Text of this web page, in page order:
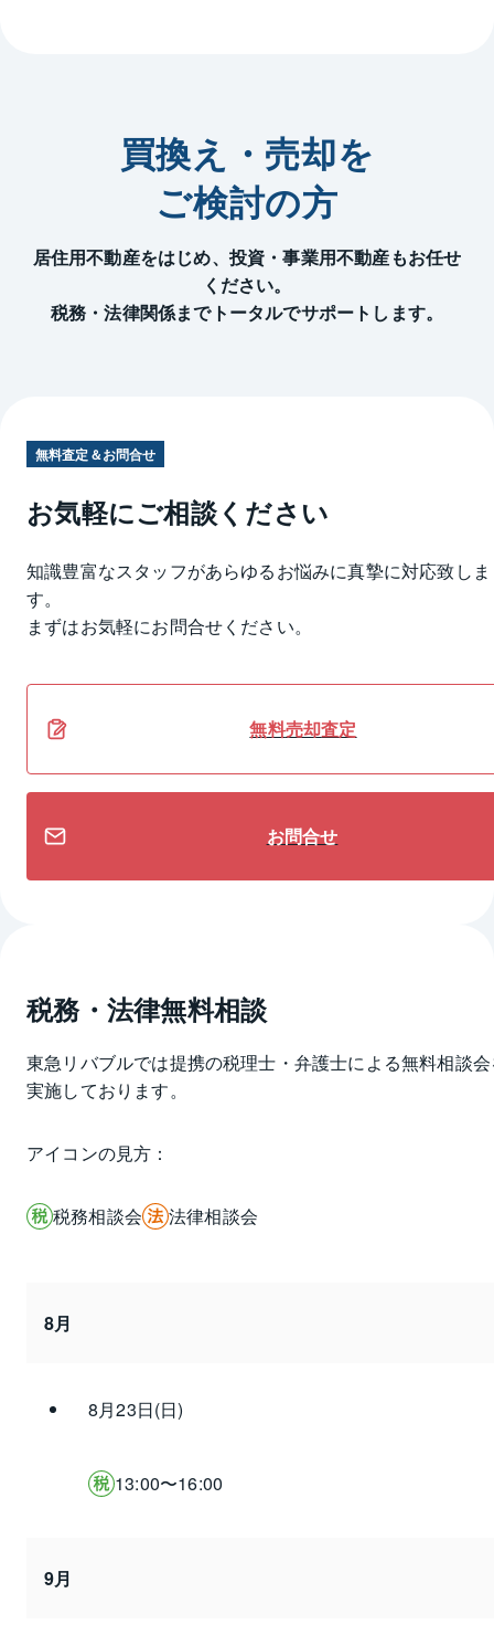
買換え・売却を
ご検討の方
居住用不動産をはじめ、投資・事業用不動産もお任せ
ください。
税務・法律関係までトータルでサポートします。
無料査定＆お問合せ
お気軽にご相談ください
知識豊富なスタッフがあらゆるお悩みに真摯に対応致しま
す。
まずはお気軽にお問合せください。
無料売却査定
お問合せ
税務・法律無料相談
東急リバブルでは提携の税理士・弁護士による無料相談
実施しております。
アイコンの見方：
税務相談会 法律相談会
8月
8月23日(日)
13:00〜16:00
9月